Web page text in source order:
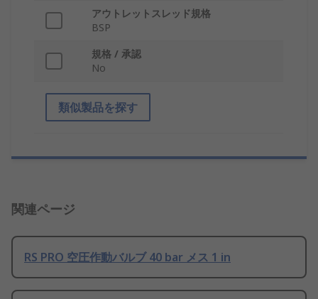
アウトレットスレッド規格
BSP
規格 / 承認
No
類似製品を探す
関連ページ
RS PRO 空圧作動バルブ 40 bar メス 1 in